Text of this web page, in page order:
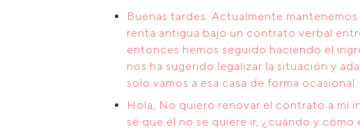
Buenas tardes. Actualmente
renta antigua bajo un contrato verbal
entonces hemos seguido haciendo el
nos ha sugerido legalizar la situación y
solo vamos a esa casa de forma
Hola, No quiero renovar el contrato a mi
sé que él no se quiere ir, ¿cuándo y